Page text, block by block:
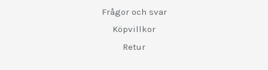
Frågor och svar
Köpvillkor
Retur